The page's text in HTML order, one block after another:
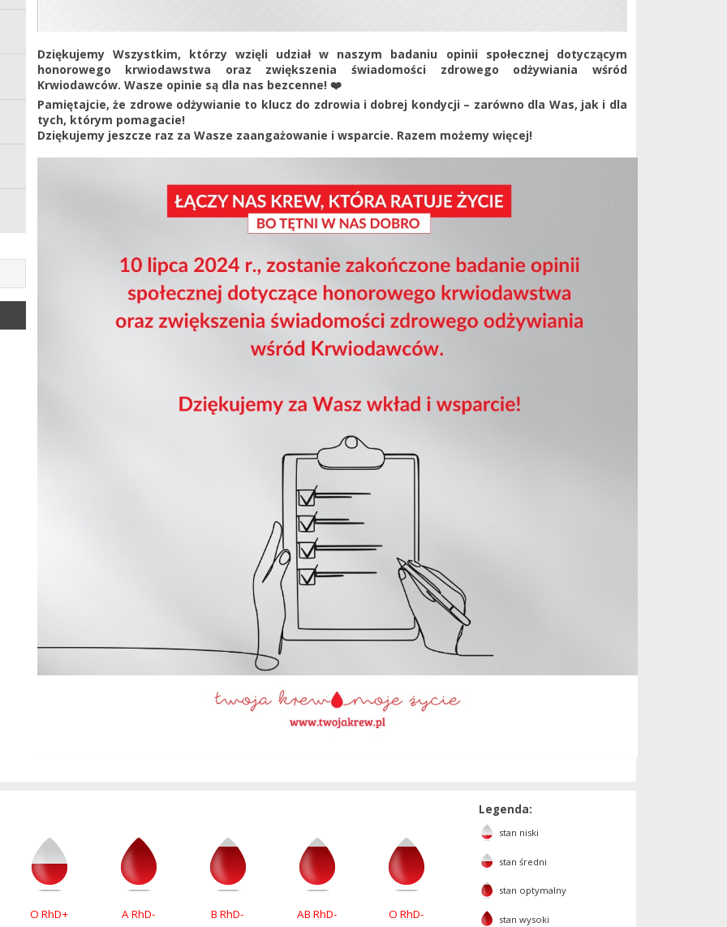
Dziękujemy Wszystkim, którzy wzięli udział w naszym badaniu opinii społecznej dotyczącym
honorowego krwiodawstwa oraz zwiększenia świadomości zdrowego odżywiania wśród
Krwiodawców. Wasze opinie są dla nas bezcenne! ❤️
Pamiętajcie, że zdrowe odżywianie to klucz do zdrowia i dobrej kondycji – zarówno dla Was, jak i dla
tych, którym pomagacie!
Dziękujemy jeszcze raz za Wasze zaangażowanie i wsparcie. Razem możemy więcej!
Legenda:
O RhD+ A RhD- B RhD- AB RhD- O RhD-
stan niski
stan średni
stan optymalny
stan wysoki